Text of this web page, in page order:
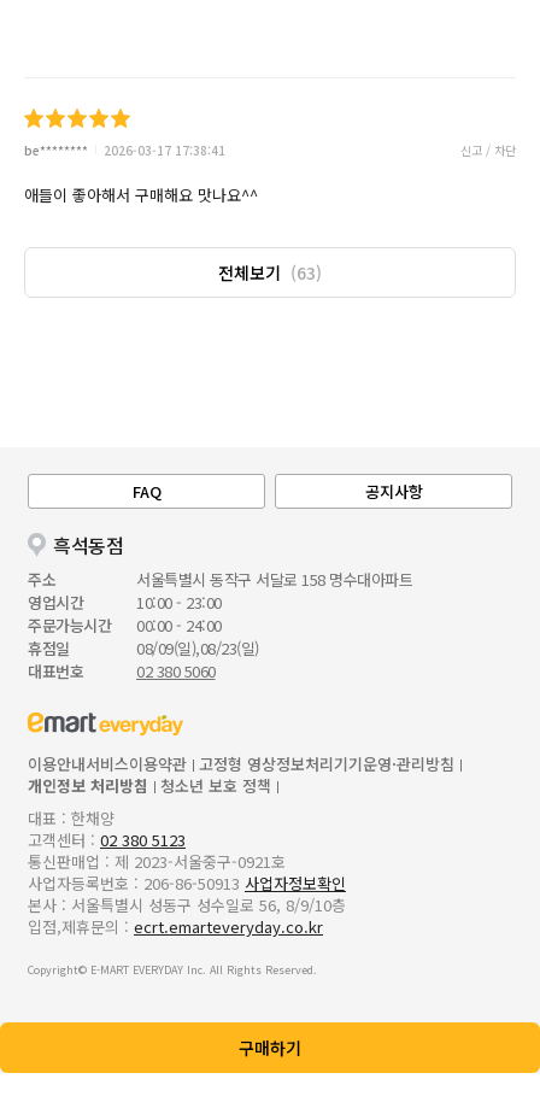
be******** 2026-03-17 17:38:41 신고 / 차단
애들이 좋아해서 구매해요 맛나요^^
전체보기 (63)
구매하기
FAQ 공지사항
흑석동점
주소
서울특별시 동작구 서달로 158 명수대아파트
영업시간
10:00 - 23:00
주문가능시간
00:00 - 24:00
휴점일
08/09(일),08/23(일)
대표번호
02 380 5060
이용안내서비스이용약관 고정형 영상정보처리기기운영·관리방침
개인정보 처리방침
청소년 보호 정책
대표 : 한채양
고객센터 : 02 380 5123
통신판매업 : 제 2023-서울중구-0921호
사업자등록번호 : 206-86-50913 사업자정보확인
본사 : 서울특별시 성동구 성수일로 56, 8/9/10층
입점,제휴문의 : ecrt.emarteveryday.co.kr
Copyright© E-MART EVERYDAY Inc. All Rights Reserved.